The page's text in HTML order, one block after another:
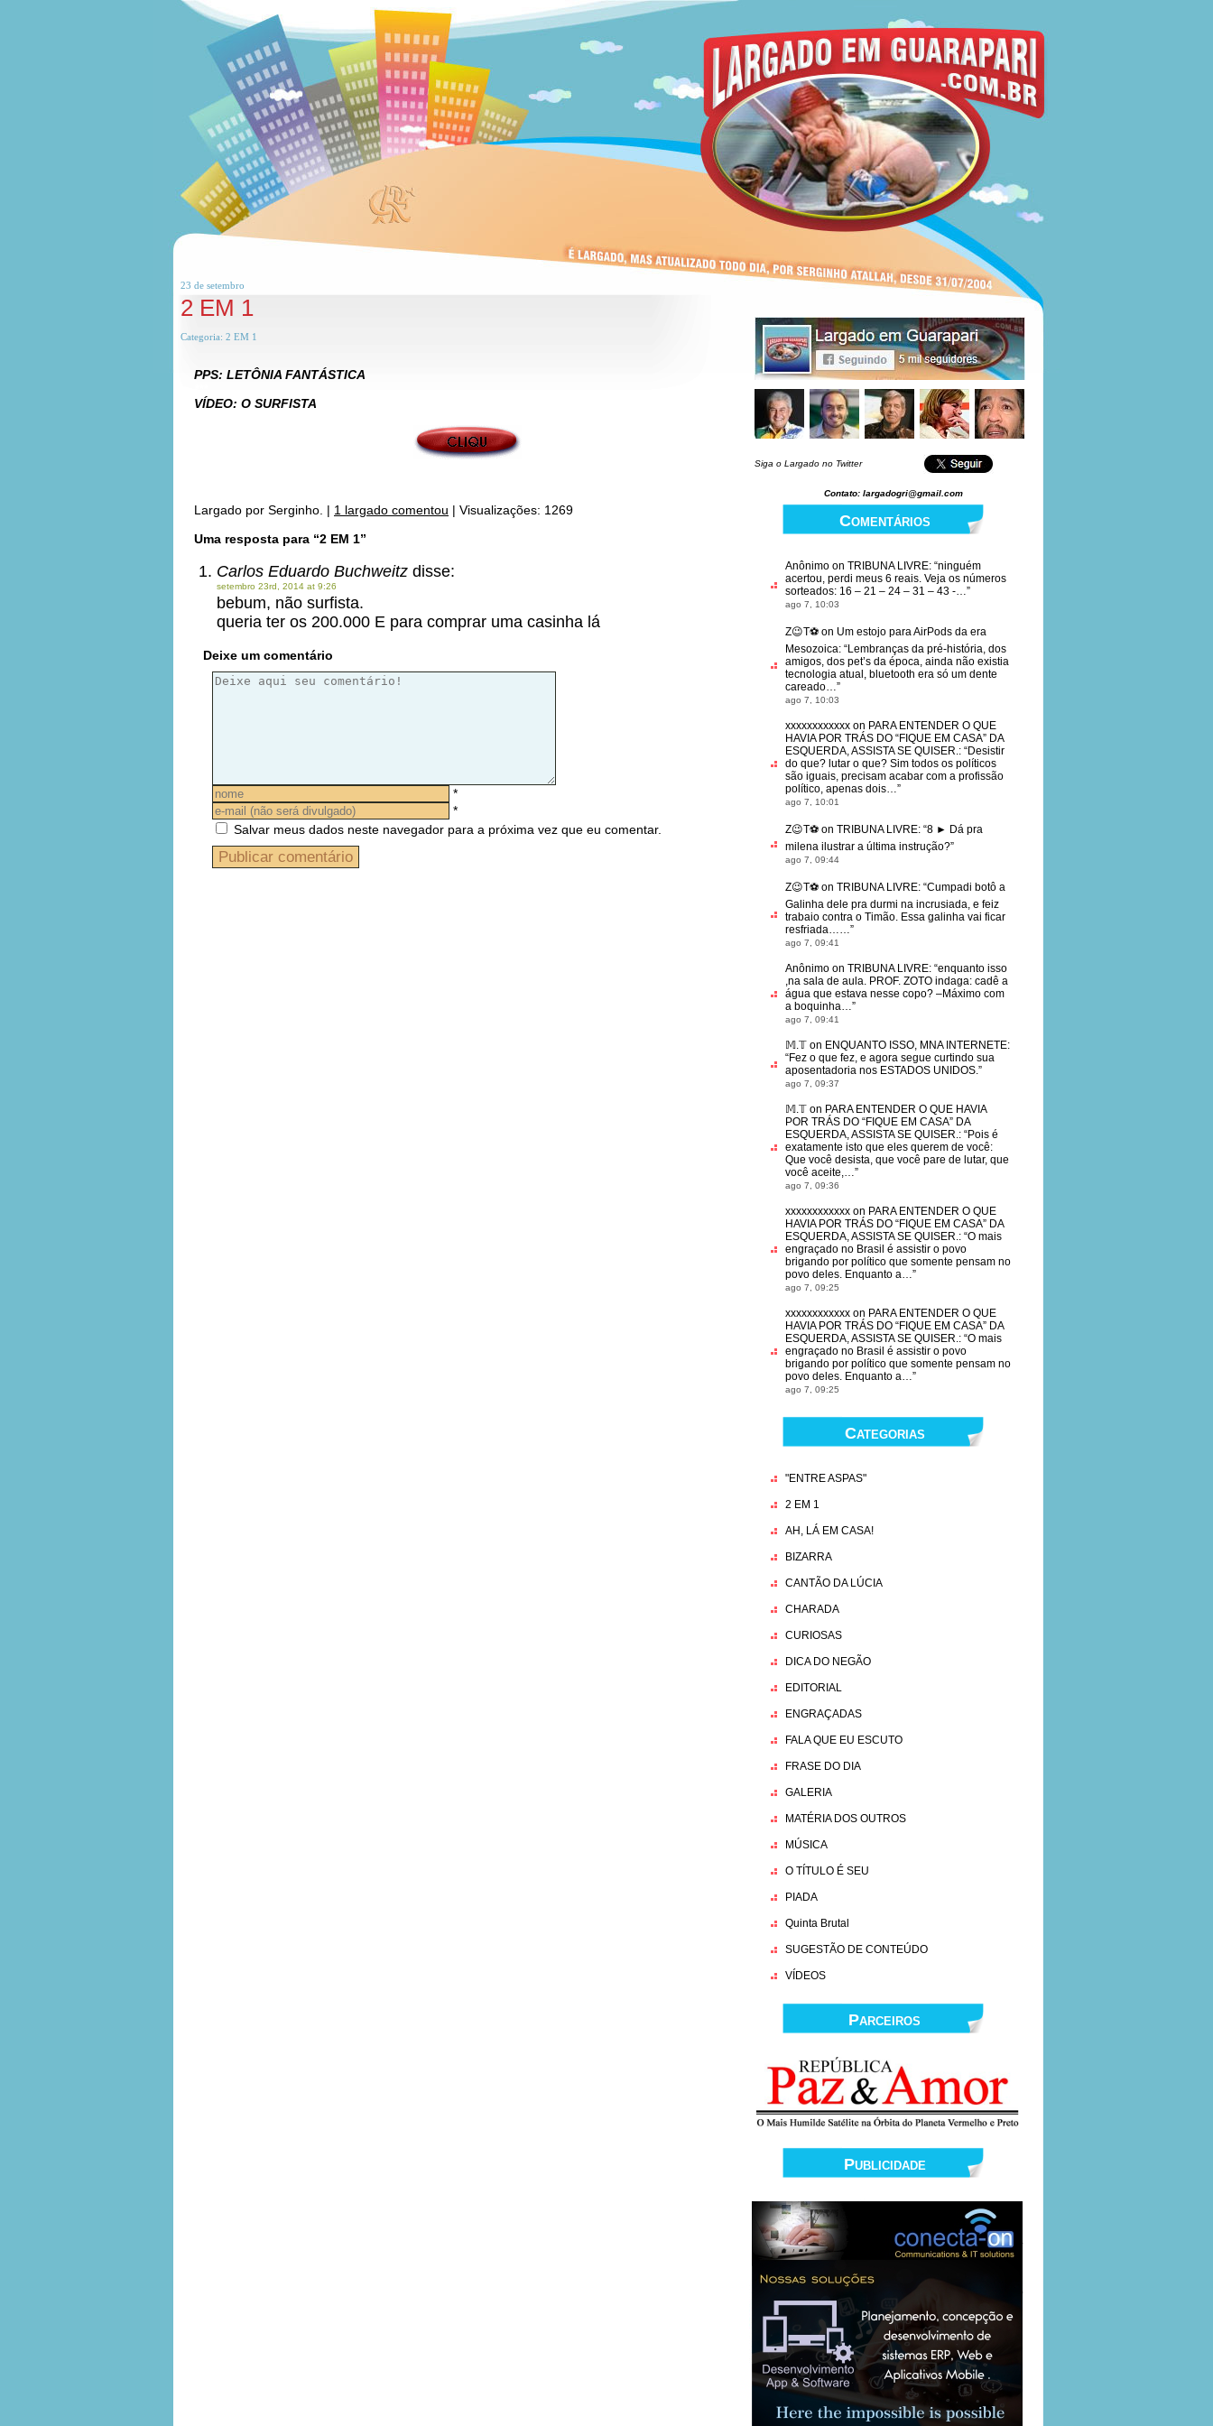
23 de setembro
2 EM 1
Categoria: 2 EM 1
PPS: LETÔNIA FANTÁSTICA
VÍDEO: O SURFISTA
Largado por Serginho. | 1 largado comentou | Visualizações: 1269
Uma resposta para “2 EM 1”
Carlos Eduardo Buchweitz disse:
setembro 23rd, 2014 at 9:26
bebum, não surfista.
queria ter os 200.000 E para comprar uma casinha lá
Deixe um comentário
*
*
Salvar meus dados neste navegador para a próxima vez que eu comentar.
Siga o Largado no Twitter
Contato: largadogri@gmail.com
Comentários
Anônimo on TRIBUNA LIVRE: “ninguém
acertou, perdi meus 6 reais. Veja os números
sorteados: 16 – 21 – 24 – 31 – 43 -…”
ago 7, 10:03
Z😉T⚽ on Um estojo para AirPods da era
Mesozoica: “Lembranças da pré-história, dos
amigos, dos pet’s da época, ainda não existia
tecnologia atual, bluetooth era só um dente
careado…”
ago 7, 10:03
xxxxxxxxxxxx on PARA ENTENDER O QUE
HAVIA POR TRÁS DO “FIQUE EM CASA” DA
ESQUERDA, ASSISTA SE QUISER.: “Desistir
do que? lutar o que? Sim todos os políticos
são iguais, precisam acabar com a profissão
político, apenas dois…”
ago 7, 10:01
Z😉T⚽ on TRIBUNA LIVRE: “8 ► Dá pra
milena ilustrar a última instrução?”
ago 7, 09:44
Z😉T⚽ on TRIBUNA LIVRE: “Cumpadi botô a
Galinha dele pra durmi na incrusiada, e feiz
trabaio contra o Timão. Essa galinha vai ficar
resfriada……”
ago 7, 09:41
Anônimo on TRIBUNA LIVRE: “enquanto isso
,na sala de aula. PROF. ZOTO indaga: cadê a
água que estava nesse copo? –Máximo com
a boquinha…”
ago 7, 09:41
𝕄.𝕋 on ENQUANTO ISSO, MNA INTERNETE:
“Fez o que fez, e agora segue curtindo sua
aposentadoria nos ESTADOS UNIDOS.”
ago 7, 09:37
𝕄.𝕋 on PARA ENTENDER O QUE HAVIA
POR TRÁS DO “FIQUE EM CASA” DA
ESQUERDA, ASSISTA SE QUISER.: “Pois é
exatamente isto que eles querem de você:
Que você desista, que você pare de lutar, que
você aceite,…”
ago 7, 09:36
xxxxxxxxxxxx on PARA ENTENDER O QUE
HAVIA POR TRÁS DO “FIQUE EM CASA” DA
ESQUERDA, ASSISTA SE QUISER.: “O mais
engraçado no Brasil é assistir o povo
brigando por político que somente pensam no
povo deles. Enquanto a…”
ago 7, 09:25
xxxxxxxxxxxx on PARA ENTENDER O QUE
HAVIA POR TRÁS DO “FIQUE EM CASA” DA
ESQUERDA, ASSISTA SE QUISER.: “O mais
engraçado no Brasil é assistir o povo
brigando por político que somente pensam no
povo deles. Enquanto a…”
ago 7, 09:25
Categorias
"ENTRE ASPAS"
2 EM 1
AH, LÁ EM CASA!
BIZARRA
CANTÃO DA LÚCIA
CHARADA
CURIOSAS
DICA DO NEGÃO
EDITORIAL
ENGRAÇADAS
FALA QUE EU ESCUTO
FRASE DO DIA
GALERIA
MATÉRIA DOS OUTROS
MÚSICA
O TÍTULO É SEU
PIADA
Quinta Brutal
SUGESTÃO DE CONTEÚDO
VÍDEOS
Parceiros
Publicidade